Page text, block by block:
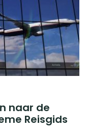
naar de
Reisgids